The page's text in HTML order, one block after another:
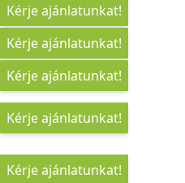
Kérje ajánlatunkat!
Kérje ajánlatunkat!
Kérje ajánlatunkat!
Kérje ajánlatunkat!
Kérje ajánlatunkat!